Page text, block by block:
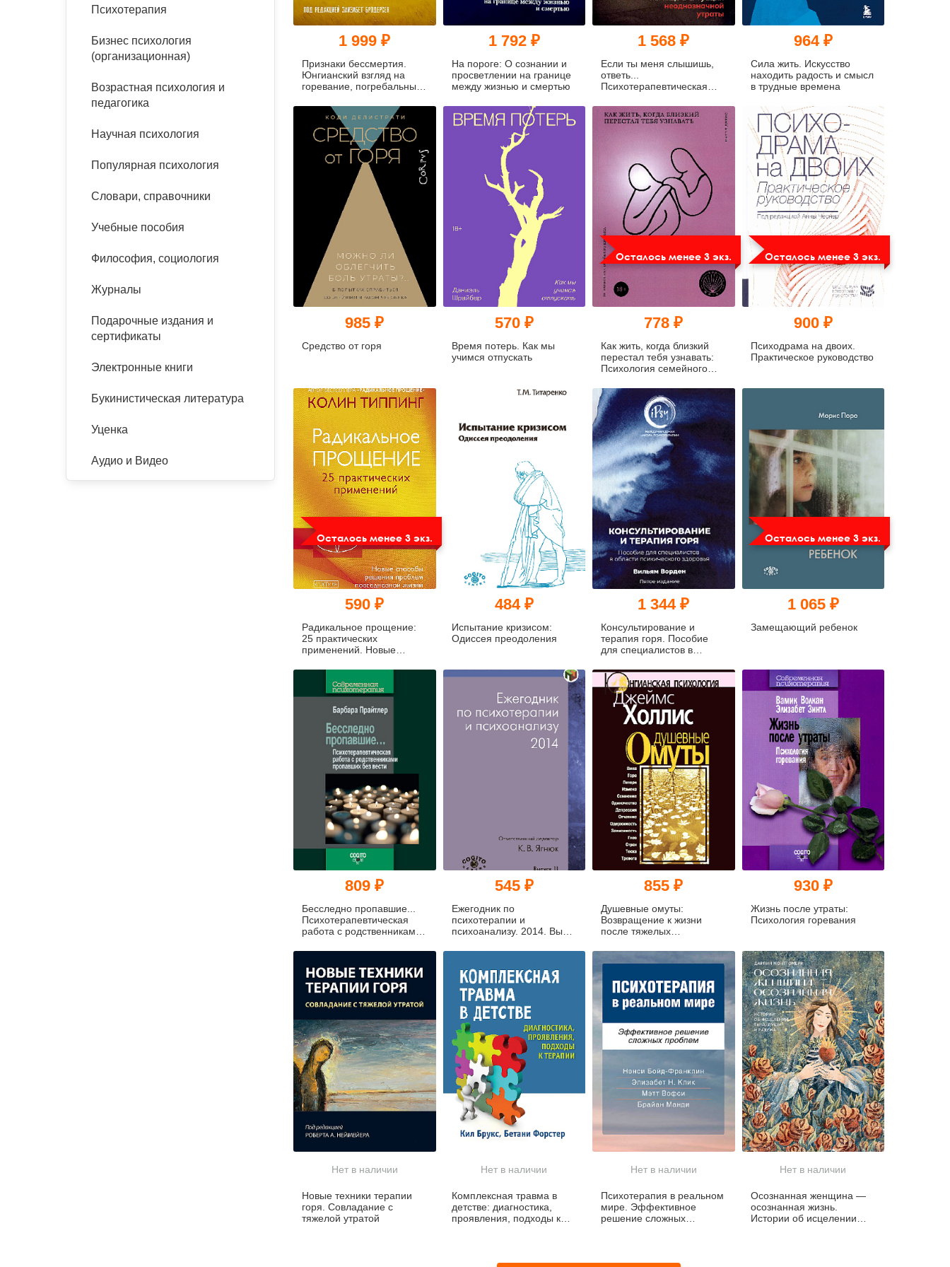
панические атаки
Психодрама
Сказкотерапия
психотерапии
Классический, эриксоновский
эргономика
Социальная психология
Психология развития
организационная психология
психоанализ
1 999 ₽
Признаки бессмертия.
Юнгианский взгляд на
горевание, погребальные
мертвых
1 792 ₽
На пороге: О сознании и
просветлении на границе
между жизнью и смертью
1 568 ₽
Если ты меня слышишь,
ответь...
Психотерапевтическая
неоднозначной утраты
964 ₽
Сила жить. Искусство
находить радость и смысл
в трудные времена
985 ₽
Средство от горя
570 ₽
Время потерь. Как мы
учимся отпускать
Осталось менее 3 экз.
778 ₽
Как жить, когда близкий
перестал тебя узнавать:
Психология семейного
Осталось менее 3 экз.
900 ₽
Психодрама на двоих.
Практическое руководство
Осталось менее 3 экз.
590 ₽
Радикальное прощение:
25 практических
применений. Новые
проблем повседневной
484 ₽
Испытание кризисом:
Одиссея преодоления
1 344 ₽
Консультирование и
терапия горя. Пособие
для специалистов в
здоровья
Осталось менее 3 экз.
1 065 ₽
Замещающий ребенок
809 ₽
Бесследно пропавшие...
Психотерапевтическая
работа с родственниками
545 ₽
Ежегодник по
психотерапии и
психоанализу. 2014. Вып.
855 ₽
Душевные омуты:
Возвращение к жизни
после тяжелых
930 ₽
Жизнь после утраты:
Психология горевания
Нет в наличии
Новые техники терапии
горя. Совладание с
тяжелой утратой
Нет в наличии
Комплексная травма в
детстве: диагностика,
проявления, подходы к
Нет в наличии
Психотерапия в реальном
мире. Эффективное
решение сложных
Нет в наличии
Осознанная женщина —
осознанная жизнь.
Истории об исцелении
Психотерапия
Бизнес психология
(организационная)
Возрастная психология и
педагогика
Научная психология
Популярная психология
Словари, справочники
Учебные пособия
Философия, социология
Журналы
Подарочные издания и
сертификаты
Электронные книги
Букинистическая литература
Уценка
Аудио и Видео